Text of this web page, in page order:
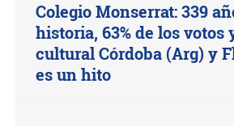
Colegio Monserrat: 339
historia, 63% de los votos
cultural Córdoba (Arg) y
es un hito